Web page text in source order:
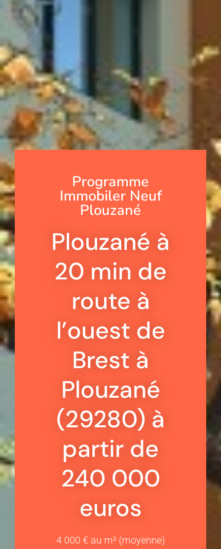
Programme
Immobiler Neuf
Plouzané
Plouzané à
20 min de
route à
l’ouest de
Brest à
Plouzané
(29280) à
partir de
240 000
euros
4 000 € au m² (moyenne)